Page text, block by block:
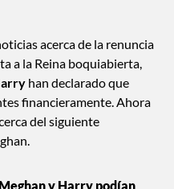
acerca de la renuncia
a la Reina boquiabierta,
han declarado que
financieramente. Ahora
del siguiente